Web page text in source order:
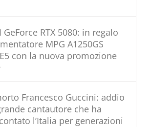
GeForce RTX 5080: in regalo
MPG A1250GS
con la nuova promozione
Francesco Guccini: addio
cantautore che ha
l’Italia per generazioni